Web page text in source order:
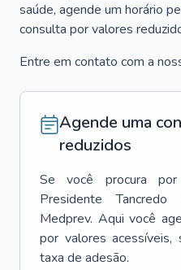
saúde, agende um horário
consulta por valores
Entre em contato com a
Agende uma
reduzidos
Se você procura
Presidente Tancredo
Medprev. Aqui você
por valores acessíveis,
taxa de adesão.